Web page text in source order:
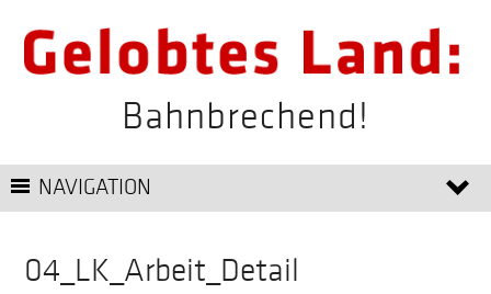
Bahnbrechend!
NAVIGATION
04_LK_Arbeit_Detail